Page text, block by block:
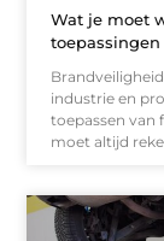
Wat je moet
industrie en
toepassen van
moet altijd